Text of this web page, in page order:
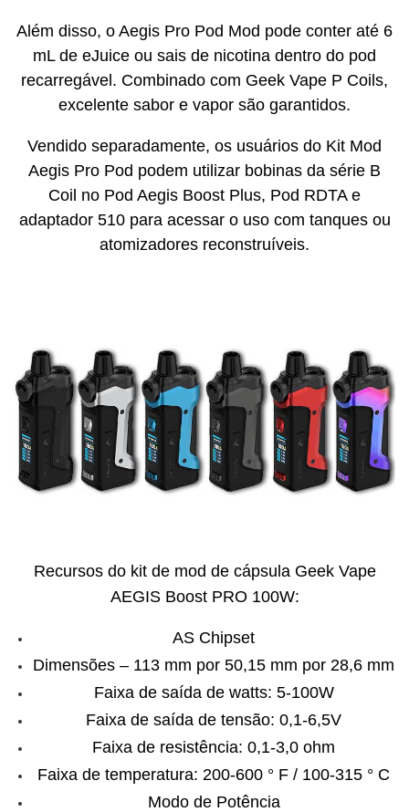
Além disso, o Aegis Pro Pod Mod pode conter até 6
mL de eJuice ou sais de nicotina dentro do pod
recarregável. Combinado com Geek Vape P Coils,
excelente sabor e vapor são garantidos.
Vendido separadamente, os usuários do Kit Mod
Aegis Pro Pod podem utilizar bobinas da série B
Coil no Pod Aegis Boost Plus, Pod RDTA e
adaptador 510 para acessar o uso com tanques ou
atomizadores reconstruíveis.
Recursos do kit de mod de cápsula Geek Vape
AEGIS Boost PRO 100W:
AS Chipset
Dimensões – 113 mm por 50,15 mm por 28,6 mm
Faixa de saída de watts: 5-100W
Faixa de saída de tensão: 0,1-6,5V
Faixa de resistência: 0,1-3,0 ohm
Faixa de temperatura: 200-600 ° F / 100-315 ° C
Modo de Potência